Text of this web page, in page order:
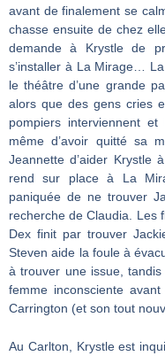
avant de finalement se
chasse ensuite de chez
demande à Krystle de
s’installer à La Mirage…
le théâtre d’une grande
alors que des gens cries
pompiers interviennent
même d’avoir quitté sa
Jeannette d’aider Krystle
rend sur place à La
paniquée de ne trouver
recherche de Claudia. Les
Dex finit par trouver
Steven aide la foule à
à trouver une issue,
femme inconsciente
Carrington (et son tout
Au Carlton, Krystle est